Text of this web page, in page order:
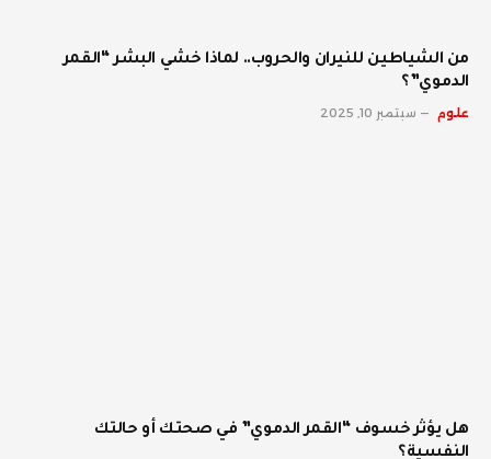
من الشياطين للنيران والحروب.. لماذا خشي البشر “القمر
الدموي”؟
علوم سبتمبر 10, 2025
هل يؤثر خسوف “القمر الدموي” في صحتك أو حالتك
النفسية؟